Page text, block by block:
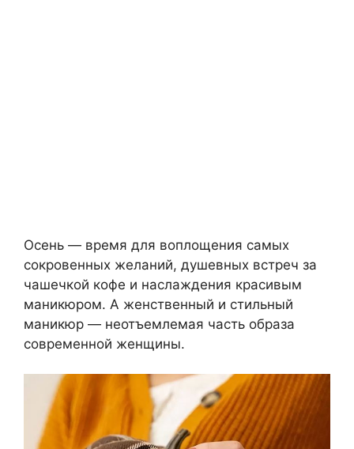
Осень — время для воплощения самых
сокровенных желаний, душевных встреч за
чашечкой кофе и наслаждения красивым
маникюром. А женственный и стильный
маникюр — неотъемлемая часть образа
современной женщины.